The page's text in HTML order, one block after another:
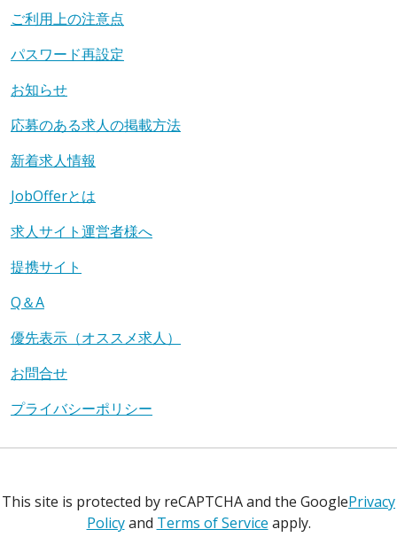
ご利用上の注意点
パスワード再設定
お知らせ
応募のある求人の掲載方法
新着求人情報
JobOfferとは
求人サイト運営者様へ
提携サイト
Q＆A
優先表示（オススメ求人）
お問合せ
プライバシーポリシー
This site is protected by reCAPTCHA and the GooglePrivacy
Policyand Terms of Service apply.